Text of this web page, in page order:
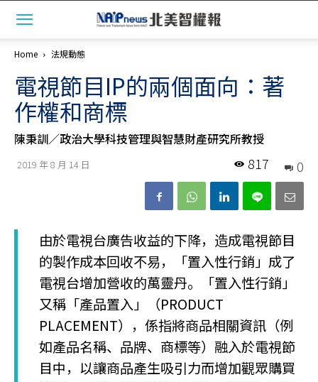
Home 法規動態
電視節目IP的兩個面向：著
作權和商標
陳秉訓／政治大學科技管理與智慧財產研究所教授
2019 年 8 月 14 日 0
817
由於電視台廣告收益的下降，造成電視節目
的製作成本回收不易，「置入性行銷」成了
電視台增加營收的萬靈丹。「置入性行銷」
又稱「產品置入」（PRODUCT
PLACEMENT），係指將商品相關資訊（例
如產品名稱、品牌、商標等）融入於電視節
目中，以讓商品產生吸引力而增加觀眾購買